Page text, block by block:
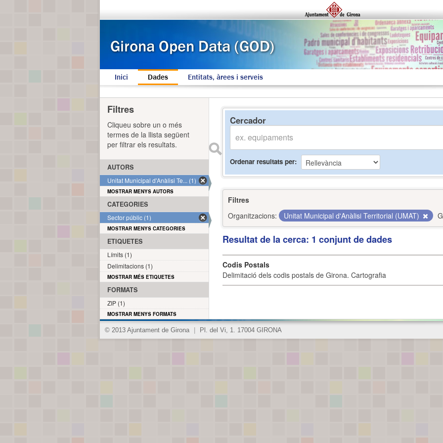
Inici Dades Entitats, àrees i serveis
Cercador
Ordenar resultats per
Filtres
Organitzacions:
Unitat Municipal d'Anàlisi Territorial (UMAT)
Resultat de la cerca: 1 conjunt de dades
Codis Postals
Delimitació dels codis postals de Girona. Cartografia
Filtres
Cliqueu sobre un o més
termes de la llista següent
per filtrar els resultats.
AUTORS
Unitat Municipal d'Anàlisi Te... (1)
MOSTRAR MENYS AUTORS
CATEGORIES
Sector públic (1)
MOSTRAR MENYS CATEGORIES
ETIQUETES
Límits (1)
Delimitacions (1)
MOSTRAR MÉS ETIQUETES
FORMATS
ZIP (1)
MOSTRAR MENYS FORMATS
© 2013 Ajuntament de Girona Pl. del Vi, 1. 17004 GIRONA